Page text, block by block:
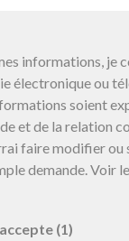
informations, je
électronique ou
soient
et de la relation
faire modifier ou
demande. Voir
(1)